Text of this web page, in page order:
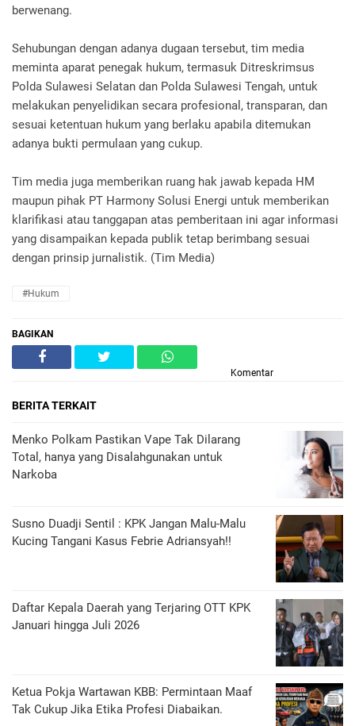
berwenang.
Sehubungan dengan adanya dugaan tersebut, tim media
meminta aparat penegak hukum, termasuk Ditreskrimsus
Polda Sulawesi Selatan dan Polda Sulawesi Tengah, untuk
melakukan penyelidikan secara profesional, transparan, dan
sesuai ketentuan hukum yang berlaku apabila ditemukan
adanya bukti permulaan yang cukup.
Tim media juga memberikan ruang hak jawab kepada HM
maupun pihak PT Harmony Solusi Energi untuk memberikan
klarifikasi atau tanggapan atas pemberitaan ini agar informasi
yang disampaikan kepada publik tetap berimbang sesuai
dengan prinsip jurnalistik. (Tim Media)
#Hukum
BAGIKAN
Komentar
BERITA TERKAIT
Menko Polkam Pastikan Vape Tak Dilarang
Total, hanya yang Disalahgunakan untuk
Narkoba
Susno Duadji Sentil : KPK Jangan Malu-Malu
Kucing Tangani Kasus Febrie Adriansyah!!
Daftar Kepala Daerah yang Terjaring OTT KPK
Januari hingga Juli 2026
Ketua Pokja Wartawan KBB: Permintaan Maaf
Tak Cukup Jika Etika Profesi Diabaikan.